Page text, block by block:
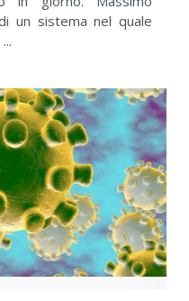
un sistema nel quale